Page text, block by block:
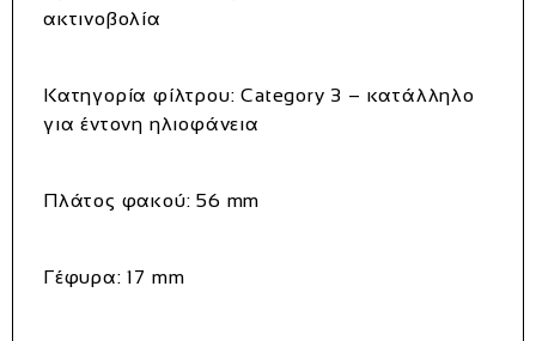
ακτινοβολία
Κατηγορία φίλτρου: Category 3 – κατάλληλο
για έντονη ηλιοφάνεια
Πλάτος φακού: 56 mm
Γέφυρα: 17 mm